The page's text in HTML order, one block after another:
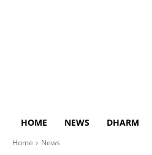
HOME NEWS DHARM
Home News